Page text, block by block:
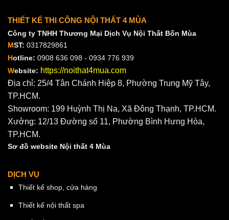
THIẾT KẾ THI CÔNG NỘI THẤT 4 MÙA
Công ty TNHH Thương Mại Dịch Vụ Nội Thất Bốn Mùa
MST: 0317829861
Hotline: 0908 636 098 - 0934 776 939
Website: https://noithat4mua.com
Địa chỉ: 25/4 Tân Chánh Hiệp 8, Phường Trung Mỹ Tây,
TP.HCM.
Showroom: 199 Huỳnh Thị Na, Xã Đông Thạnh, TP.HCM.
Xưởng: 12/13 Đường số 11, Phường Bình Hưng Hòa,
TP.HCM.
Sơ đồ website Nội thất 4 Mùa
DỊCH VỤ
Thiết kế shop, cửa hàng
Thiết kế nội thất spa